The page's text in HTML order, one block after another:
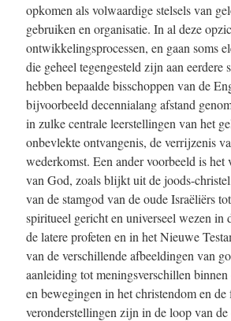
opkomen als volwaardige stelsels van
gebruiken en organisatie. In al deze
ontwikkelingsprocessen, en gaan soms
die geheel tegengesteld zijn aan eerdere
hebben bepaalde bisschoppen van de
bijvoorbeeld decennialang afstand
in zulke centrale leerstellingen van het
onbevlekte ontvangenis, de verrijzenis
wederkomst. Een ander voorbeeld is het
van God, zoals blijkt uit de joods-
van de stamgod van de oude Israëliërs
spiritueel gericht en universeel wezen in
de latere profeten en in het Nieuwe
van de verschillende afbeeldingen van
aanleiding tot meningsverschillen binnen
en bewegingen in het christendom en de
veronderstellingen zijn in de loop van